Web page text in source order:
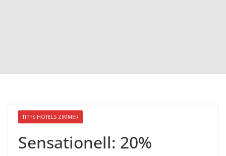
TIPPS HOTELS ZIMMER
Sensationell: 20%